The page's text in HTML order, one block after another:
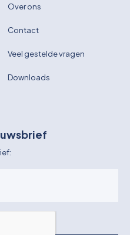
Over ons
Contact
Veel gestelde vragen
Downloads